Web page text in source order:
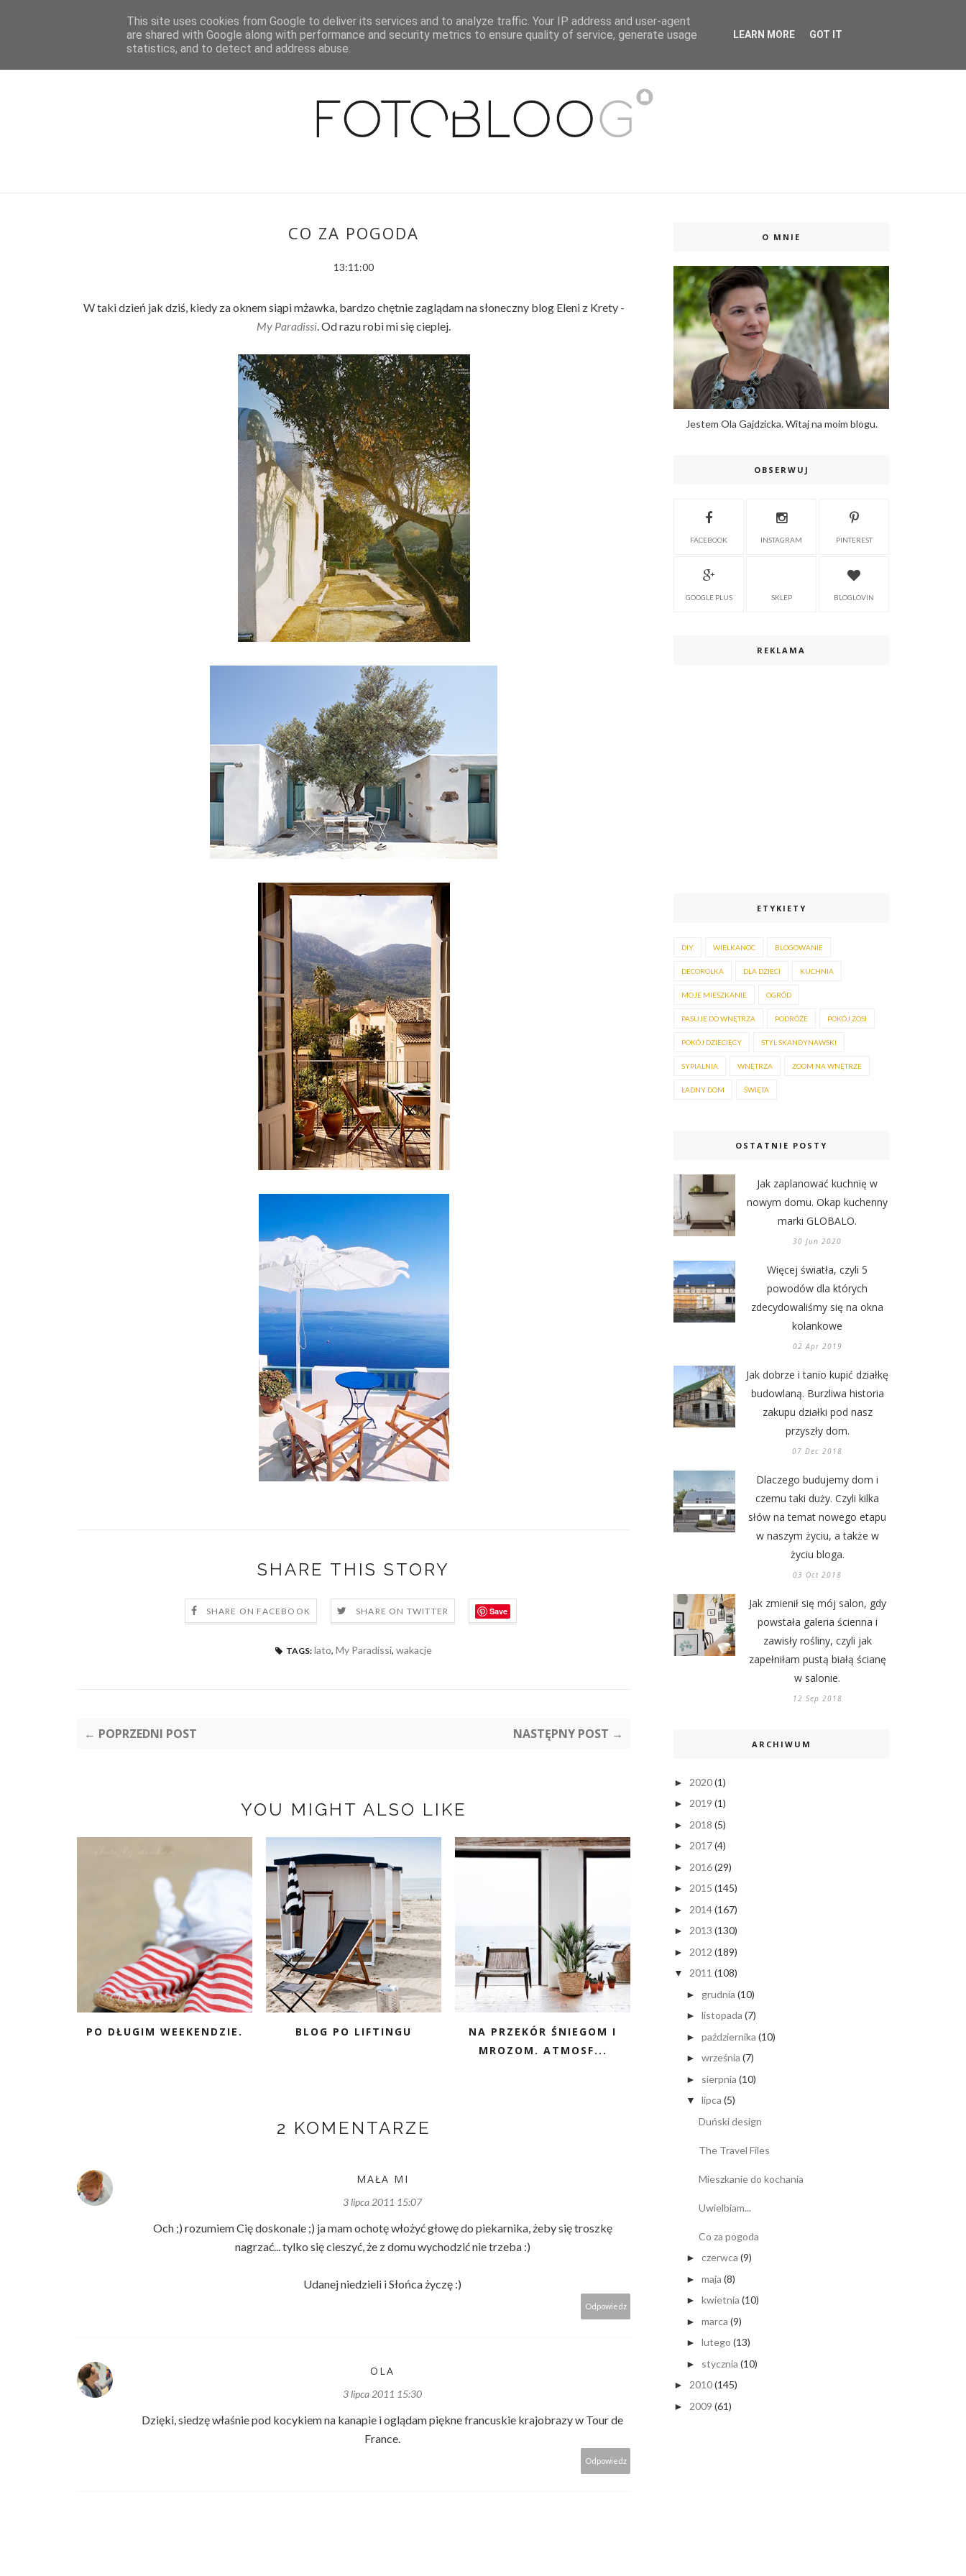
BLOG O MNIE WSPÓŁPRACA MOJE MIESZKANIE PUBLIKACJE ISSUU
CO ZA POGODA
13:11:00
W taki dzień jak dziś, kiedy za oknem siąpi mżawka, bardzo chętnie zaglądam na słoneczny blog Eleni z Krety -
My Paradissi. Od razu robi mi się cieplej.
SHARE THIS STORY
SHARE ON FACEBOOK SHARE ON TWITTER Save
TAGS: lato, My Paradissi, wakacje
← POPRZEDNI POST NASTĘPNY POST →
YOU MIGHT ALSO LIKE
PO DŁUGIM WEEKENDZIE. BLOG PO LIFTINGU
NA PRZEKÓR ŚNIEGOM I
MROZOM. ATMOSF...
2 KOMENTARZE
MAŁA MI
3 lipca 2011 15:07
Och ;) rozumiem Cię doskonale ;) ja mam ochotę włożyć głowę do piekarnika, żeby się troszkę
nagrzać... tylko się cieszyć, że z domu wychodzić nie trzeba :)
Udanej niedzieli i Słońca życzę :)
Odpowiedz
OLA
3 lipca 2011 15:30
Dzięki, siedzę właśnie pod kocykiem na kanapie i oglądam piękne francuskie krajobrazy w Tour de
France.
Odpowiedz
O MNIE
Jestem Ola Gajdzicka. Witaj na moim blogu.
OBSERWUJ
FACEBOOK INSTAGRAM PINTEREST
GOOGLE PLUS SKLEP BLOGLOVIN
REKLAMA
ETYKIETY
DIY WIELKANOC BLOGOWANIE
DECOROLKA DLA DZIECI KUCHNIA
MOJE MIESZKANIE OGRÓD
PASUJE DO WNĘTRZA PODRÓŻE POKÓJ ZOSI
POKÓJ DZIECIĘCY STYL SKANDYNAWSKI
SYPIALNIA WNĘTRZA ZOOM NA WNĘTRZE
ŁADNY DOM ŚWIĘTA
OSTATNIE POSTY
Jak zaplanować kuchnię w
nowym domu. Okap kuchenny
marki GLOBALO.
30 Jun 2020
Więcej światła, czyli 5
powodów dla których
zdecydowaliśmy się na okna
kolankowe
02 Apr 2019
Jak dobrze i tanio kupić działkę
budowlaną. Burzliwa historia
zakupu działki pod nasz
przyszły dom.
07 Dec 2018
Dlaczego budujemy dom i
czemu taki duży. Czyli kilka
słów na temat nowego etapu
w naszym życiu, a także w
życiu bloga.
03 Oct 2018
Jak zmienił się mój salon, gdy
powstała galeria ścienna i
zawisły rośliny, czyli jak
zapełniłam pustą białą ścianę
w salonie.
12 Sep 2018
ARCHIWUM
► 2020(1)
► 2019 (1)
► 2018 (5)
► 2017(4)
► 2016(29)
► 2015 (145)
► 2014(167)
► 2013 (130)
► 2012 (189)
▼ 2011 (108)
► grudnia (10)
► listopada (7)
► października (10)
► września (7)
► sierpnia (10)
▼ lipca (5)
Duński design
The Travel Files
Mieszkanie do kochania
Uwielbiam...
Co za pogoda
► czerwca (9)
► maja (8)
► kwietnia (10)
► marca (9)
► lutego (13)
► stycznia (10)
► 2010(145)
► 2009 (61)
This site uses cookies from Google to deliver its services and to analyze traffic. Your IP address and user-agent
are shared with Google along with performance and security metrics to ensure quality of service, generate usage
statistics, and to detect and address abuse.
LEARN MORE GOT IT